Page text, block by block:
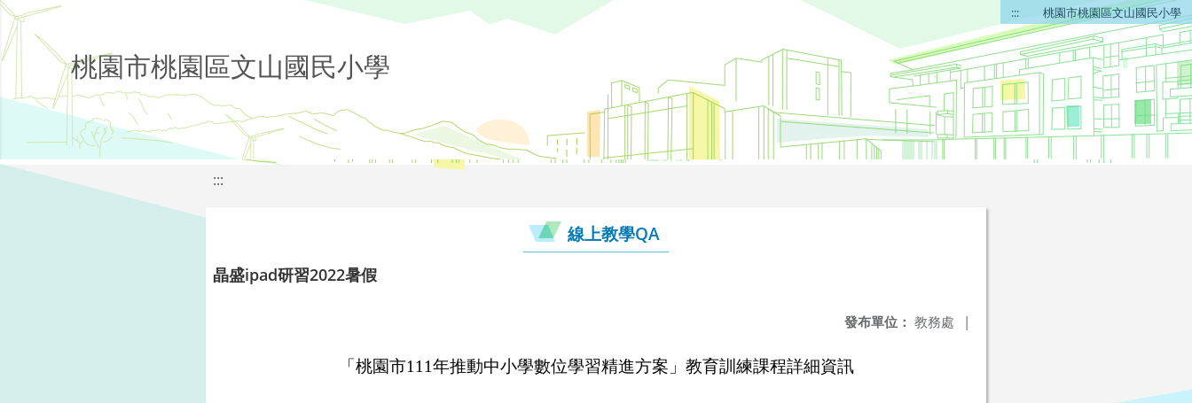
::: 桃園市桃園區文山國民小學
桃園市桃園區文山國民小學
:::
線上教學QA
晶盛ipad研習2022暑假
發布單位： 教務處 |
「桃園市111年推動中小學數位學習精進方案」教育訓練課程詳細資訊